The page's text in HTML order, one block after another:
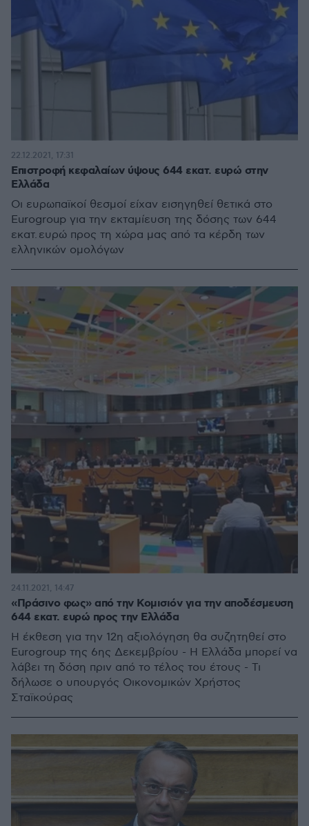
Επιστροφή κεφαλαίων ύψους 644 εκατ. ευρώ στην
Ελλάδα
Οι ευρωπαϊκοί θεσμοί είχαν εισηγηθεί θετικά στο
Eurogroup για την εκταμίευση της δόσης των 644
εκατ. ευρώ προς τη χώρα μας από τα κέρδη των
ελληνικών ομολόγων
22.12.2021, 17:31
«Πράσινο φως» από την Κομισιόν για την αποδέσμευση
644 εκατ. ευρώ προς την Ελλάδα
Η έκθεση για την 12η αξιολόγηση θα συζητηθεί στο
Eurogroup της 6ης Δεκεμβρίου - Η Ελλάδα μπορεί να
λάβει τη δόση πριν από το τέλος του έτους - Τι
δήλωσε ο υπουργός Οικονομικών Χρήστος
Σταϊκούρας
24.11.2021, 14:47